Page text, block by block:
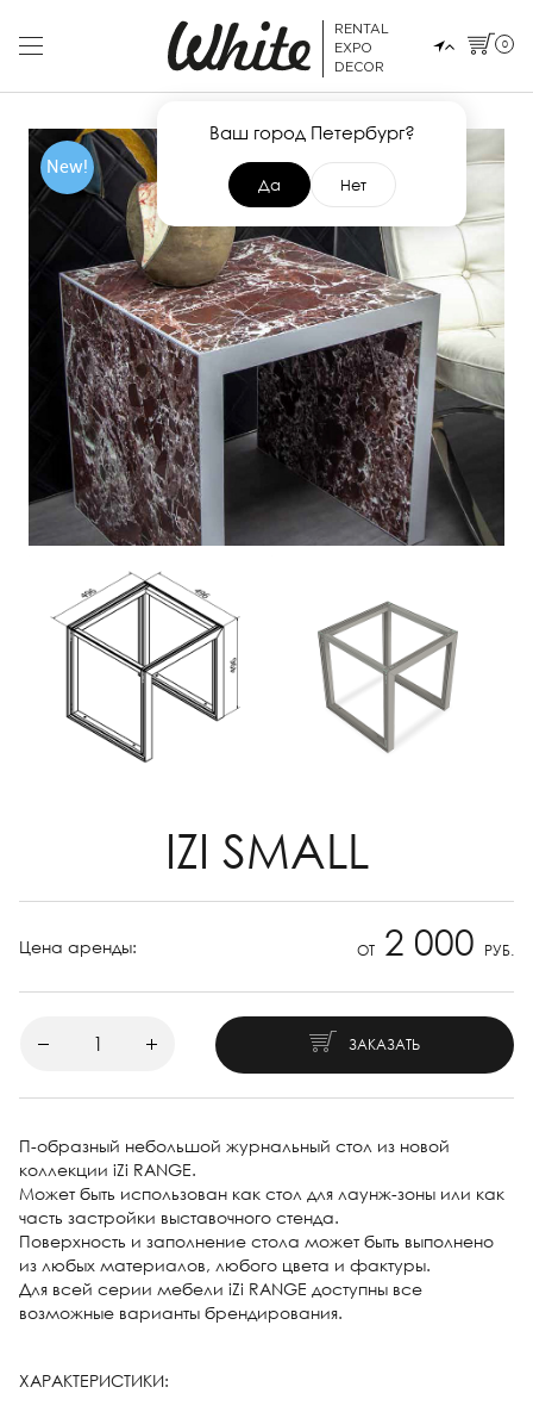
RENTAL
EXPO
DECOR
Ваш город Петербург?
Да Нет
0
New!
IZI SMALL
Цена аренды: ОТ 2 000 РУБ.
ЗАКАЗАТЬ
П-образный небольшой журнальный стол из новой
коллекции iZi RANGE.
Может быть использован как стол для лаунж-зоны или как
часть застройки выставочного стенда.
Поверхность и заполнение стола может быть выполнено
из любых материалов, любого цвета и фактуры.
Для всей серии мебели iZi RANGE доступны все
возможные варианты брендирования.
ХАРАКТЕРИСТИКИ: